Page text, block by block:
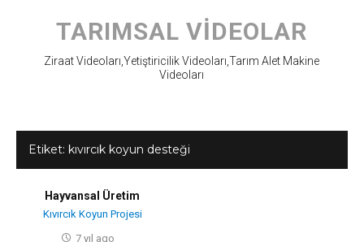
content
TARIMSAL VIDEOLAR
Ziraat Videoları,Yetiştiricilik Videoları,Tarım Alet Makine
Videoları
Etiket: kıvırcık koyun desteği
Hayvansal Üretim
Kıvırcık Koyun Projesi
7 yıl ago